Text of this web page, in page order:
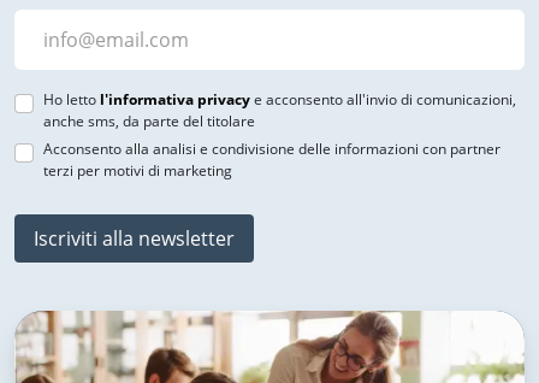
Ho letto l'informativa privacye acconsento all'invio di comunicazioni,
anche sms, da parte del titolare
Acconsento alla analisi e condivisione delle informazioni con partner
terzi per motivi di marketing
Iscriviti alla newsletter